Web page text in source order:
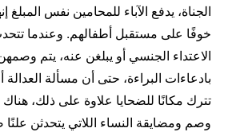
الجناة، يدفع الآباء للمحامين نفس المبلغ
خوفًا على مستقبل أطفالهم. وعندما
الاعتداء الجنسي أو يبلغن عنه، يتم
بادعاءات البراءة، حتى أن مسألة العدالة
تترك مكانًا للضحايا علاوة على ذلك،
وصم ومضايقة النساء اللاتي يتحدثن